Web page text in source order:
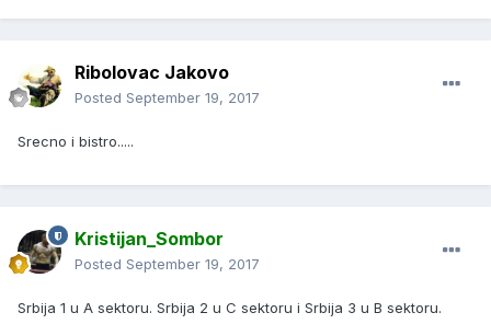
Ribolovac Jakovo
Posted September 19, 2017
Srecno i bistro.....
Kristijan_Sombor
Posted September 19, 2017
Srbija 1 u A sektoru. Srbija 2 u C sektoru i Srbija 3 u B sektoru.